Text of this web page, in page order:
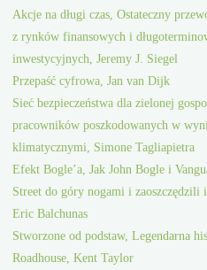
Akcje na długi czas, Ostateczny
z rynków finansowych i
inwestycyjnych, Jeremy J. Siegel
Przepaść cyfrowa, Jan van Dijk
Sieć bezpieczeństwa dla zielonej
pracowników poszkodowanych w
klimatycznymi, Simone Tagliapietra
Efekt Bogle’a, Jak John Bogle i
Street do góry nogami i zaoszczędzili
Eric Balchunas
Stworzone od podstaw, Legendarna
Roadhouse, Kent Taylor